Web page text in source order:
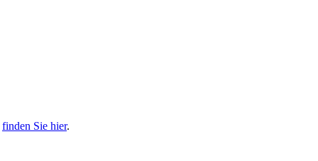
finden Sie hier.